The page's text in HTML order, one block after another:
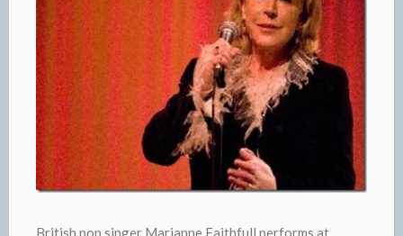
British pop singer Marianne Faithfull performs at